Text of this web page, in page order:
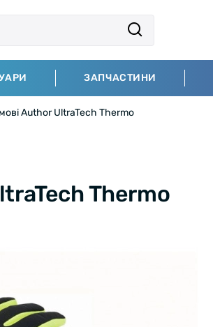
ЗАПЧАСТИНИ
Author UltraTech Thermo
Thermo